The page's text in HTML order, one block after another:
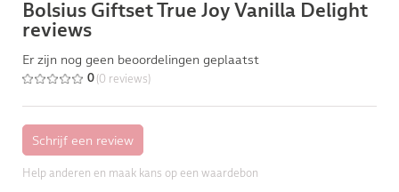
Bolsius Giftset True Joy Vanilla Delight
reviews
Er zijn nog geen beoordelingen geplaatst
0 (0 reviews)
Help anderen en maak kans op een waardebon